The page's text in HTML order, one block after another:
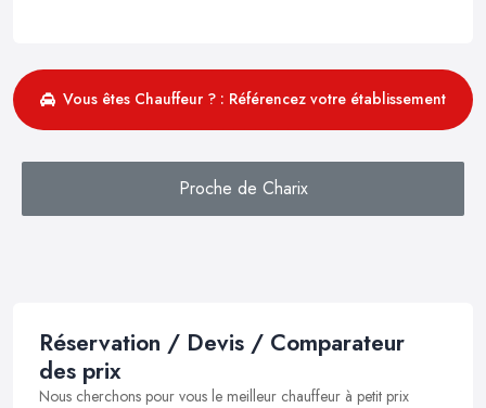
Vous êtes Chauffeur ? : Référencez votre établissement
Proche de Charix
Réservation / Devis / Comparateur
des prix
Nous cherchons pour vous le meilleur chauffeur à petit prix